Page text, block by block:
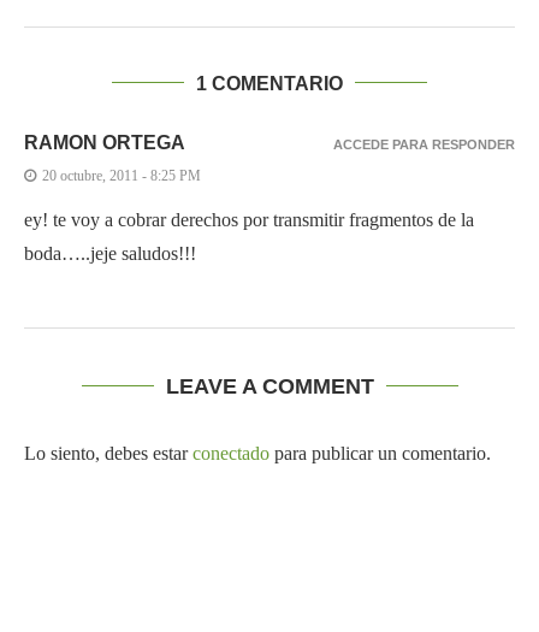
1 COMENTARIO
RAMON ORTEGA
20 octubre, 2011 - 8:25 PM
ey! te voy a cobrar derechos por transmitir fragmentos de la
boda…..jeje saludos!!!
ACCEDE PARA RESPONDER
LEAVE A COMMENT
Lo siento, debes estarconectado para publicar un comentario.